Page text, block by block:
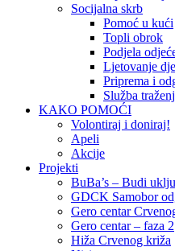
Socijalna skrb
Pomoć u kući
Topli obrok
Podjela
Ljetovanje
Priprema i
Služba
KAKO POMOĆI
Volontiraj i doniraj!
Apeli
Akcije
Projekti
BuBa’s – Budi
GDCK Samobor
Gero centar
Gero centar – faza 2
Hiža Crvenog križa